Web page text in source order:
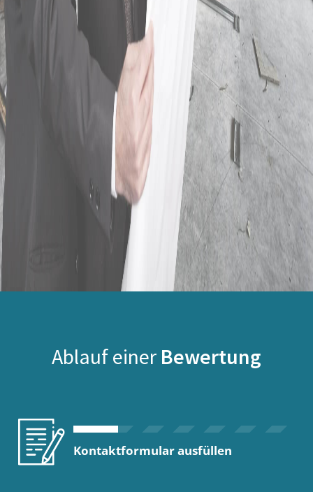
Ablauf einer Bewertung
Kontaktformular ausfüllen